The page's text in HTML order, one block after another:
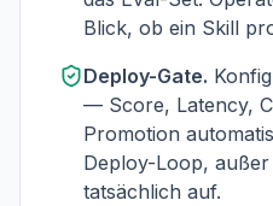
Blick, ob ein Skill
Deploy-Gate.
— Score, Latency,
Promotion
Deploy-Loop,
tatsächlich auf.